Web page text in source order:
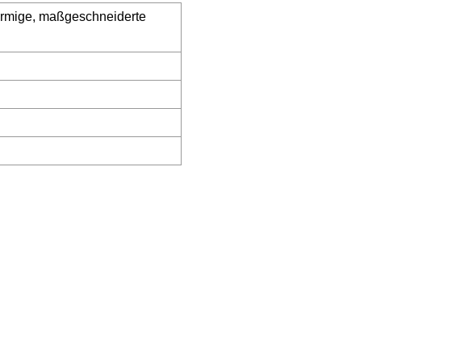
maßgeschneiderte